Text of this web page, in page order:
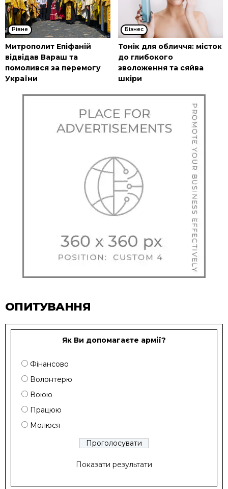
Рівне
Митрополит Епіфаній
відвідав Вараш та
помолився за перемогу
України
Бізнес
Тонік для обличчя: місток
до глибокого
зволоження та сяйва
шкіри
ОПИТУВАННЯ
Як Ви допомагаєте армії?
Фінансово
Волонтерю
Воюю
Працюю
Молюся
Показати результати